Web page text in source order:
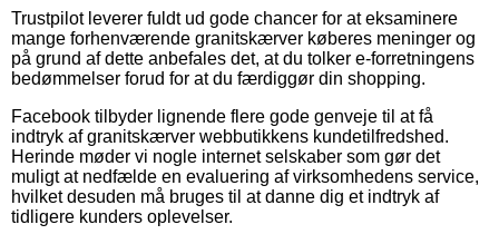
Trustpilot leverer fuldt ud gode chancer for at eksaminere
mange forhenværende granitskærver køberes meninger og
på grund af dette anbefales det, at du tolker e-forretningens
bedømmelser forud for at du færdiggør din shopping.
Facebook tilbyder lignende flere gode genveje til at få
indtryk af granitskærver webbutikkens kundetilfredshed.
Herinde møder vi nogle internet selskaber som gør det
muligt at nedfælde en evaluering af virksomhedens service,
hvilket desuden må bruges til at danne dig et indtryk af
tidligere kunders oplevelser.